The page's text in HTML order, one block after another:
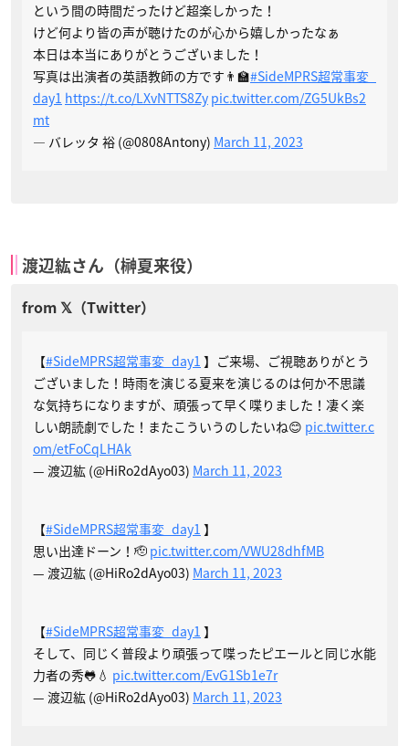
という間の時間だったけど超楽しかった！
けど何より皆の声が聴けたのが心から嬉しかったなぁ
本日は本当にありがとうございました！
写真は出演者の英語教師の方です👨‍🏫#SideMPRS超常事変_
day1 https://t.co/LXvNTTS8Zy pic.twitter.com/ZG5UkBs2
mt
— バレッタ 裕 (@0808Antony) March 11, 2023
渡辺紘さん（榊夏来役）
【#SideMPRS超常事変_day1 】ご来場、ご視聴ありがとう
ございました！時雨を演じる夏来を演じるのは何か不思議
な気持ちになりますが、頑張って早く喋りました！凄く楽
しい朗読劇でした！またこういうのしたいね😊 pic.twitter.c
om/etFoCqLHAk
— 渡辺紘 (@HiRo2dAyo03) March 11, 2023
【#SideMPRS超常事変_day1 】
思い出達ドーン！🫡 pic.twitter.com/VWU28dhfMB
— 渡辺紘 (@HiRo2dAyo03) March 11, 2023
【#SideMPRS超常事変_day1 】
そして、同じく普段より頑張って喋ったピエールと同じ水能
力者の秀🐸💧 pic.twitter.com/EvG1Sb1e7r
— 渡辺紘 (@HiRo2dAyo03) March 11, 2023